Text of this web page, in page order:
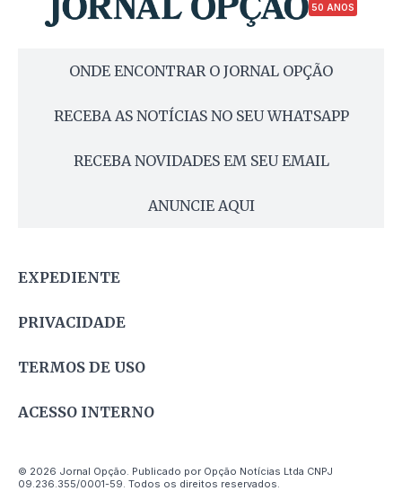
50 ANOS
ONDE ENCONTRAR O JORNAL OPÇÃO
RECEBA AS NOTÍCIAS NO SEU WHATSAPP
RECEBA NOVIDADES EM SEU EMAIL
ANUNCIE AQUI
EXPEDIENTE
PRIVACIDADE
TERMOS DE USO
ACESSO INTERNO
© 2026 Jornal Opção. Publicado por Opção Notícias Ltda CNPJ
09.236.355/0001-59. Todos os direitos reservados.